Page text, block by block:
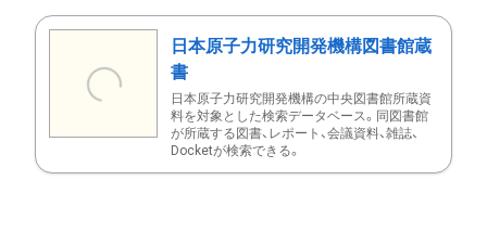
日本原子力研究開発機構図書館蔵
書
日本原子力研究開発機構の中央図書館所蔵資
料を対象とした検索データベース。同図書館
が所蔵する図書、レポート、会議資料、雑誌、
Docketが検索できる。